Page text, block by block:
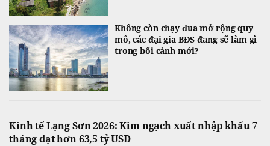
Không còn chạy đua mở rộng quy
mô, các đại gia BĐS đang sẽ làm gì
trong bối cảnh mới?
Kinh tế Lạng Sơn 2026: Kim ngạch xuất nhập khẩu 7
tháng đạt hơn 63,5 tỷ USD